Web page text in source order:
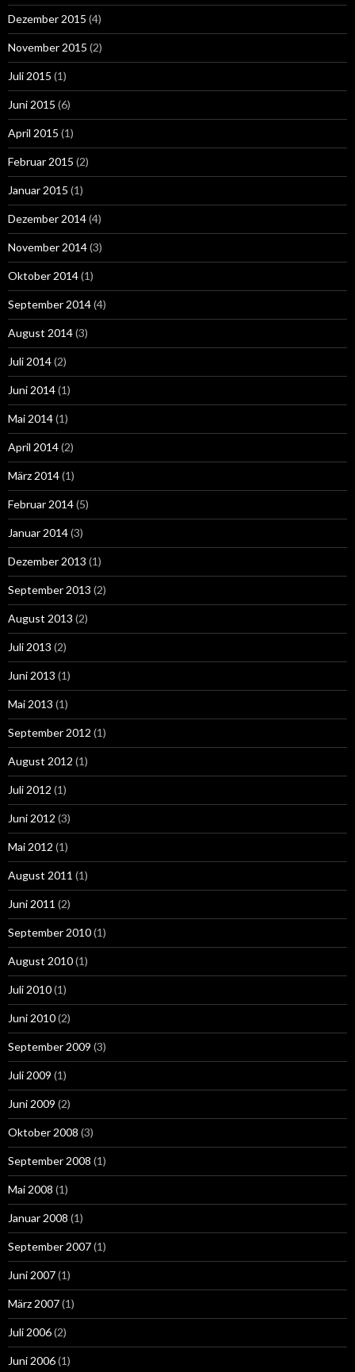
Dezember 2015 (4)
November 2015 (2)
Juli 2015 (1)
Juni 2015 (6)
April 2015 (1)
Februar 2015 (2)
Januar 2015 (1)
Dezember 2014(4)
November 2014(3)
Oktober 2014(1)
September 2014(4)
August 2014(3)
Juli 2014(2)
Juni 2014(1)
Mai 2014(1)
April 2014(2)
März 2014(1)
Februar 2014(5)
Januar 2014(3)
Dezember 2013 (1)
September 2013 (2)
August 2013 (2)
Juli 2013 (2)
Juni 2013 (1)
Mai 2013 (1)
September 2012 (1)
August 2012 (1)
Juli 2012 (1)
Juni 2012 (3)
Mai 2012 (1)
August 2011 (1)
Juni 2011 (2)
September 2010(1)
August 2010(1)
Juli 2010(1)
Juni 2010(2)
September 2009 (3)
Juli 2009 (1)
Juni 2009 (2)
Oktober 2008 (3)
September 2008 (1)
Mai 2008 (1)
Januar 2008 (1)
September 2007(1)
Juni 2007(1)
März 2007(1)
Juli 2006(2)
Juni 2006(1)